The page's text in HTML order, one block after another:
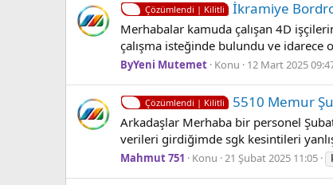
Çözümlendi | Kilitli İkrami̇ye
Merhabalar kamuda çalışan 4D
çalışma isteğinde bulundu ve idarece
ByYeni Mutemet Konu 12 Mart 2025
Çözümlendi | Kilitli 5510 Memur
Arkadaşlar Merhaba bir personel
verileri girdiğimde sgk kesintileri
Mahmut 751 Konu 21 Şubat 2025 11:05